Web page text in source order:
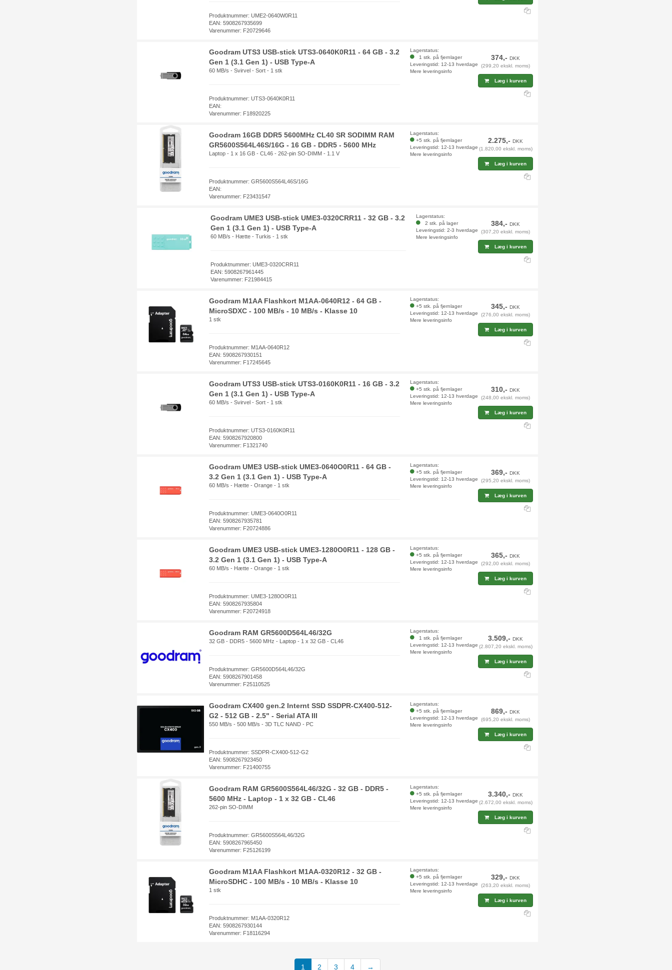
Produktnummer: UME2-0640W0R11
EAN: 5908267935699
Varenummer: F20729646
Goodram UTS3 USB-stick UTS3-0640K0R11 - 64 GB - 3.2
Gen 1 (3.1 Gen 1) - USB Type-A
60 MB/s - Svirvel - Sort - 1 stk
Produktnummer: UTS3-0640K0R11
EAN:
Varenummer: F18920225
Lagerstatus:
1 stk. på fjernlager
Leveringstid: 12-13 hverdage
Mere leveringsinfo
374,-DKK
(299,20 ekskl. moms)
Læg i kurven
Goodram 16GB DDR5 5600MHz CL40 SR SODIMM RAM
GR5600S564L46S/16G - 16 GB - DDR5 - 5600 MHz
Laptop - 1 x 16 GB - CL46 - 262-pin SO-DIMM - 1.1 V
Produktnummer: GR5600S564L46S/16G
EAN:
Varenummer: F23431547
Lagerstatus:
+5 stk. på fjernlager
Leveringstid: 12-13 hverdage
Mere leveringsinfo
2.275,-DKK
(1.820,00 ekskl. moms)
Læg i kurven
Goodram UME3 USB-stick UME3-0320CRR11 - 32 GB - 3.2
Gen 1 (3.1 Gen 1) - USB Type-A
60 MB/s - Hætte - Turkis - 1 stk
Produktnummer: UME3-0320CRR11
EAN: 5908267961445
Varenummer: F21984415
Lagerstatus:
2 stk. på lager
Leveringstid: 2-3 hverdage
Mere leveringsinfo
384,-DKK
(307,20 ekskl. moms)
Læg i kurven
Goodram M1AA Flashkort M1AA-0640R12 - 64 GB -
MicroSDXC - 100 MB/s - 10 MB/s - Klasse 10
1 stk
Produktnummer: M1AA-0640R12
EAN: 5908267930151
Varenummer: F17245645
Lagerstatus:
+5 stk. på fjernlager
Leveringstid: 12-13 hverdage
Mere leveringsinfo
345,-DKK
(276,00 ekskl. moms)
Læg i kurven
Goodram UTS3 USB-stick UTS3-0160K0R11 - 16 GB - 3.2
Gen 1 (3.1 Gen 1) - USB Type-A
60 MB/s - Svirvel - Sort - 1 stk
Produktnummer: UTS3-0160K0R11
EAN: 5908267920800
Varenummer: F1321740
Lagerstatus:
+5 stk. på fjernlager
Leveringstid: 12-13 hverdage
Mere leveringsinfo
310,-DKK
(248,00 ekskl. moms)
Læg i kurven
Goodram UME3 USB-stick UME3-0640O0R11 - 64 GB -
3.2 Gen 1 (3.1 Gen 1) - USB Type-A
60 MB/s - Hætte - Orange - 1 stk
Produktnummer: UME3-0640O0R11
EAN: 5908267935781
Varenummer: F20724886
Lagerstatus:
+5 stk. på fjernlager
Leveringstid: 12-13 hverdage
Mere leveringsinfo
369,-DKK
(295,20 ekskl. moms)
Læg i kurven
Goodram UME3 USB-stick UME3-1280O0R11 - 128 GB -
3.2 Gen 1 (3.1 Gen 1) - USB Type-A
60 MB/s - Hætte - Orange - 1 stk
Produktnummer: UME3-1280O0R11
EAN: 5908267935804
Varenummer: F20724918
Lagerstatus:
+5 stk. på fjernlager
Leveringstid: 12-13 hverdage
Mere leveringsinfo
365,-DKK
(292,00 ekskl. moms)
Læg i kurven
Goodram RAM GR5600D564L46/32G
32 GB - DDR5 - 5600 MHz - Laptop - 1 x 32 GB - CL46
Produktnummer: GR5600D564L46/32G
EAN: 5908267901458
Varenummer: F25110525
Lagerstatus:
1 stk. på fjernlager
Leveringstid: 12-13 hverdage
Mere leveringsinfo
3.509,-DKK
(2.807,20 ekskl. moms)
Læg i kurven
Goodram CX400 gen.2 Internt SSD SSDPR-CX400-512-
G2 - 512 GB - 2.5" - Serial ATA III
550 MB/s - 500 MB/s - 3D TLC NAND - PC
Produktnummer: SSDPR-CX400-512-G2
EAN: 5908267923450
Varenummer: F21400755
Lagerstatus:
+5 stk. på fjernlager
Leveringstid: 12-13 hverdage
Mere leveringsinfo
869,-DKK
(695,20 ekskl. moms)
Læg i kurven
Goodram RAM GR5600S564L46/32G - 32 GB - DDR5 -
5600 MHz - Laptop - 1 x 32 GB - CL46
262-pin SO-DIMM
Produktnummer: GR5600S564L46/32G
EAN: 5908267965450
Varenummer: F25126199
Lagerstatus:
+5 stk. på fjernlager
Leveringstid: 12-13 hverdage
Mere leveringsinfo
3.340,-DKK
(2.672,00 ekskl. moms)
Læg i kurven
Goodram M1AA Flashkort M1AA-0320R12 - 32 GB -
MicroSDHC - 100 MB/s - 10 MB/s - Klasse 10
1 stk
Produktnummer: M1AA-0320R12
EAN: 5908267930144
Varenummer: F18116294
Lagerstatus:
+5 stk. på fjernlager
Leveringstid: 12-13 hverdage
Mere leveringsinfo
329,-DKK
(263,20 ekskl. moms)
Læg i kurven
1 2 3 4 →